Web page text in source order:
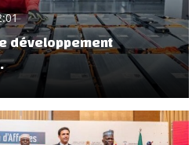
développement